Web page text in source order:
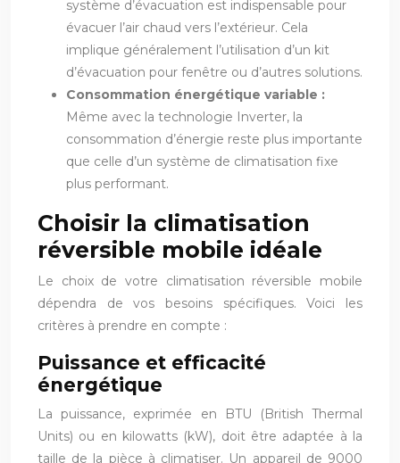
système d’évacuation est indispensable pour
évacuer l’air chaud vers l’extérieur. Cela
implique généralement l’utilisation d’un kit
d’évacuation pour fenêtre ou d’autres solutions.
Consommation énergétique variable :
Même avec la technologie Inverter, la
consommation d’énergie reste plus importante
que celle d’un système de climatisation fixe
plus performant.
Choisir la climatisation
réversible mobile idéale
Le choix de votre climatisation réversible mobile
dépendra de vos besoins spécifiques. Voici les
critères à prendre en compte :
Puissance et efficacité
énergétique
La puissance, exprimée en BTU (British Thermal
Units) ou en kilowatts (kW), doit être adaptée à la
taille de la pièce à climatiser. Un appareil de 9000